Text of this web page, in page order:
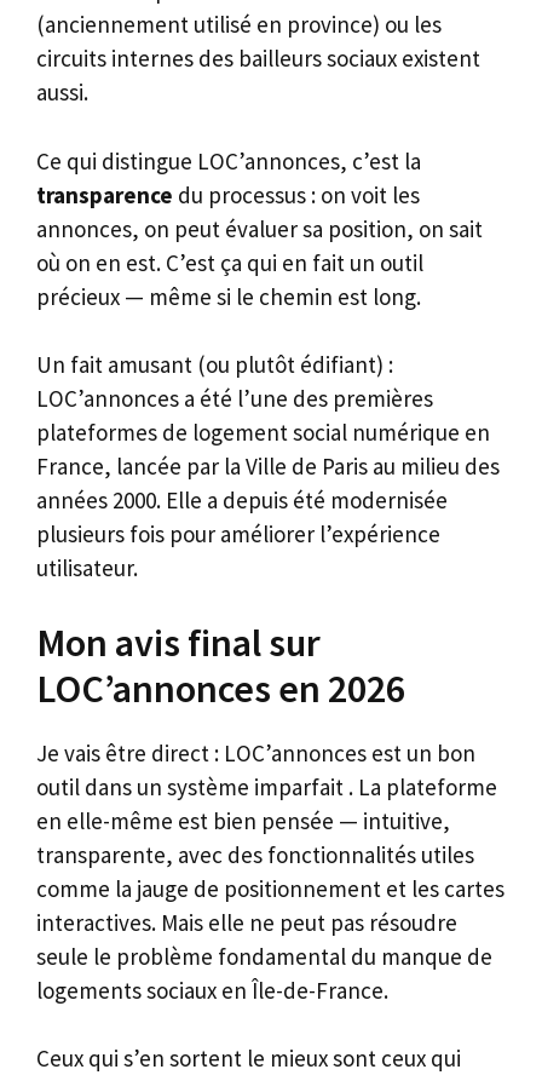
(anciennement utilisé en province) ou les
circuits internes des bailleurs sociaux existent
aussi.
Ce qui distingue LOC’annonces, c’est la
transparence du processus : on voit les
annonces, on peut évaluer sa position, on sait
où on en est. C’est ça qui en fait un outil
précieux — même si le chemin est long.
Un fait amusant (ou plutôt édifiant) :
LOC’annonces a été l’une des premières
plateformes de logement social numérique en
France, lancée par la Ville de Paris au milieu des
années 2000. Elle a depuis été modernisée
plusieurs fois pour améliorer l’expérience
utilisateur.
Mon avis final sur
LOC’annonces en 2026
Je vais être direct : LOC’annonces est un bon
outil dans un système imparfait . La plateforme
en elle-même est bien pensée — intuitive,
transparente, avec des fonctionnalités utiles
comme la jauge de positionnement et les cartes
interactives. Mais elle ne peut pas résoudre
seule le problème fondamental du manque de
logements sociaux en Île-de-France.
Ceux qui s’en sortent le mieux sont ceux qui